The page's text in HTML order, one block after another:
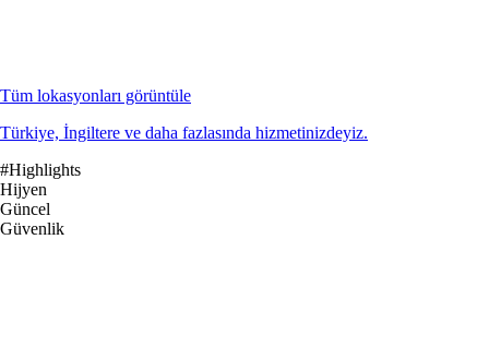
Tüm lokasyonları görüntüle
Türkiye, İngiltere ve daha fazlasında hizmetinizdeyiz.
#Highlights
Hijyen
Güncel
Güvenlik